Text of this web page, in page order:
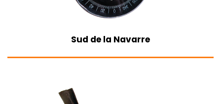
Sud de la Navarre